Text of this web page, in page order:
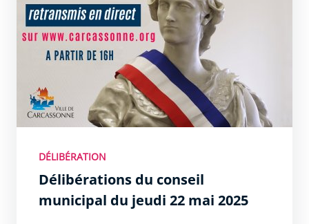
DÉLIBÉRATION
Délibérations du conseil
municipal du jeudi 22 mai 2025